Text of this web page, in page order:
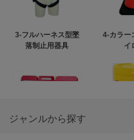
3-フルハーネス型墜
落制止用器具
4-カラー
イ
ジャンルから探す